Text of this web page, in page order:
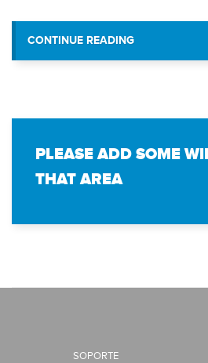
CONTINUE READING
PLEASE ADD SOME
THAT AREA
SOPORTE